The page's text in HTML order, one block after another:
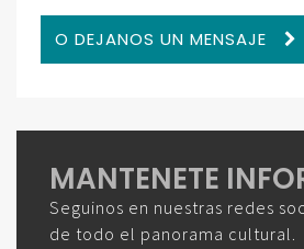
O DEJANOS UN MENSAJE
MANTENETE
Seguinos en nuestras redes
de todo el panorama cultural.